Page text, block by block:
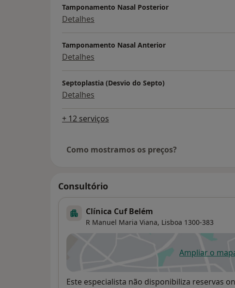
Tamponamento Nasal Posterior
Detalhes
Tamponamento Nasal Anterior
Detalhes
Septoplastia (Desvio do Septo)
Detalhes
+ 12 serviços
Como mostramos os preços?
Consultório
Clínica Cuf Belém
R Manuel Maria Viana, Lisboa 1300-383
Ampliar oabre
Disponibilidade
Este especialista não disponibiliza reservas